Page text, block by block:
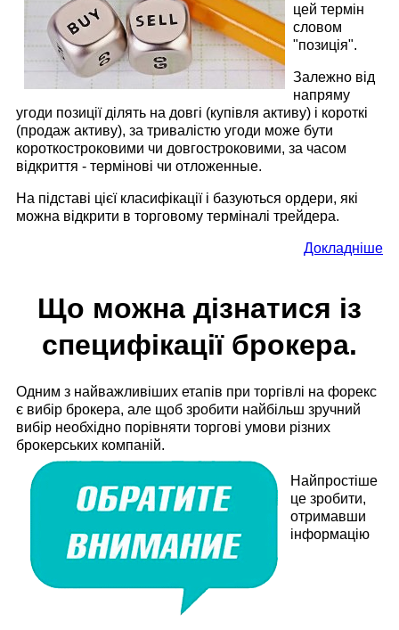
цей термін
словом
"позиція".
Залежно від
напряму
угоди позиції ділять на довгі (купівля активу) і короткі
(продаж активу), за тривалістю угоди може бути
короткостроковими чи довгостроковими, за часом
відкриття - термінові чи отложенные.
На підставі цієї класифікації і базуються ордери, які
можна відкрити в торговому терміналі трейдера.
Докладніше
Що можна дізнатися із
специфікації брокера.
Одним з найважливіших етапів при торгівлі на форекс
є вибір брокера, але щоб зробити найбільш зручний
вибір необхідно порівняти торгові умови різних
брокерських компаній.
Найпростіше
це зробити,
отримавши
інформацію